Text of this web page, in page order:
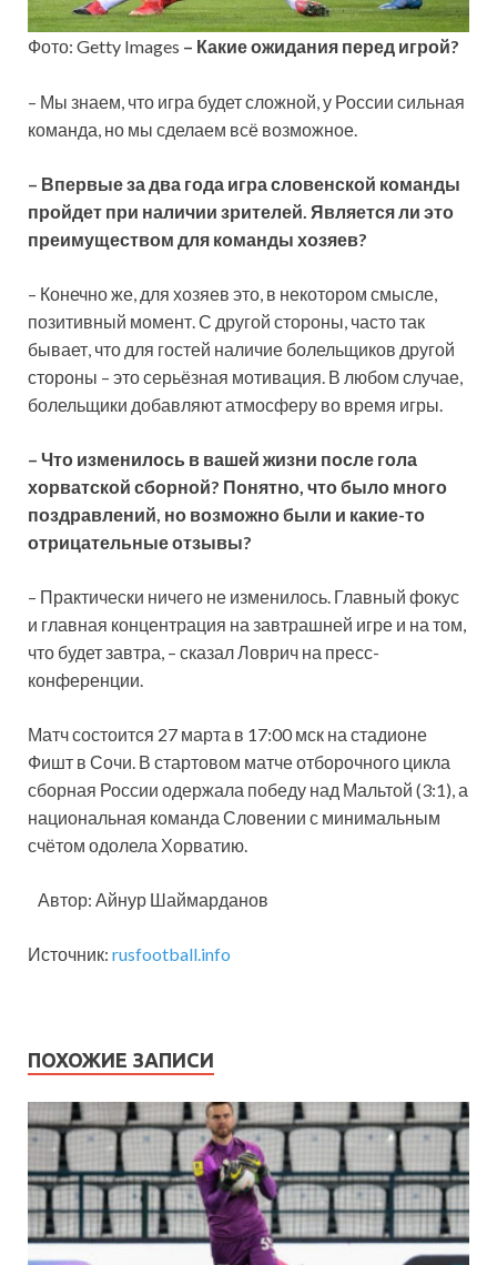
Фото: Getty Images – Какие ожидания перед игрой?
– Мы знаем, что игра будет сложной, у России сильная
команда, но мы сделаем всё возможное.
– Впервые за два года игра словенской команды
пройдет при наличии зрителей. Является ли это
преимуществом для команды хозяев?
– Конечно же, для хозяев это, в некотором смысле,
позитивный момент. С другой стороны, часто так
бывает, что для гостей наличие болельщиков другой
стороны – это серьёзная мотивация. В любом случае,
болельщики добавляют атмосферу во время игры.
– Что изменилось в вашей жизни после гола
хорватской сборной? Понятно, что было много
поздравлений, но возможно были и какие-то
отрицательные отзывы?
– Практически ничего не изменилось. Главный фокус
и главная концентрация на завтрашней игре и на том,
что будет завтра, – сказал Ловрич на пресс-
конференции.
Матч состоится 27 марта в 17:00 мск на стадионе
Фишт в Сочи. В стартовом матче отборочного цикла
сборная России одержала победу над Мальтой (3:1), а
национальная команда Словении с минимальным
счётом одолела Хорватию.
Автор: Айнур Шаймарданов
Источник: rusfootball.info
ПОХОЖИЕ ЗАПИСИ